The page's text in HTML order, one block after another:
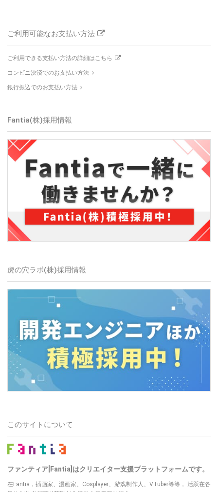
ご利用可能なお支払い方法
ご利用できる支払い方法の詳細はこちら
コンビニ決済でのお支払い方法
銀行振込でのお支払い方法
Fantia(株)採用情報
虎の穴ラボ(株)採用情報
このサイトについて
ファンティア[Fantia]はクリエイター支援プラットフォームです。
在Fantia，插画家、漫画家、Cosplayer、游戏制作人、VTuber等等， 活跃在各